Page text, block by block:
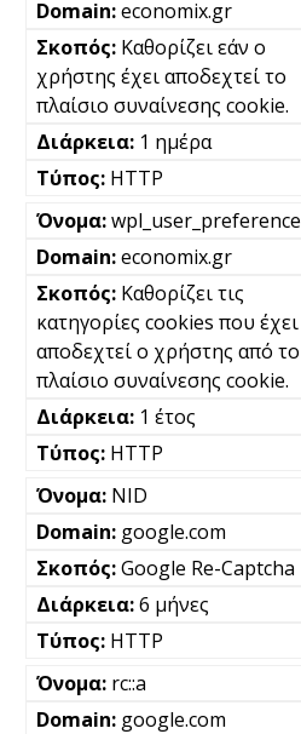
economix.gr
Καθορίζει εάν ο
χρήστης έχει αποδεχτεί το
πλαίσιο συναίνεσης cookie.
1 ημέρα
HTTP
wpl_user_preference
economix.gr
Καθορίζει τις
κατηγορίες cookies που έχει
αποδεχτεί ο χρήστης από το
πλαίσιο συναίνεσης cookie.
1 έτος
HTTP
NID
google.com
Google Re-Captcha
6 μήνες
HTTP
rc::a
google.com